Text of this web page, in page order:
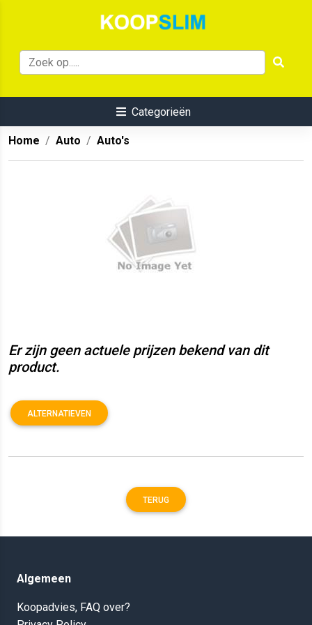
Categorieën
Home Auto Auto's
Er zijn geen actuele prijzen bekend van dit
product.
ALTERNATIEVEN
TERUG
Algemeen
Koopadvies, FAQ over?